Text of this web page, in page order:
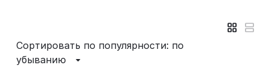
Сортировать по популярности: по
убыванию